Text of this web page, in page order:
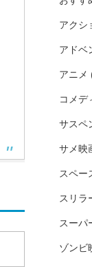
アクシ
アドベ
アニメ
コメデ
サスペ
サメ映
スペー
スリラ
スーパ
ゾンビ